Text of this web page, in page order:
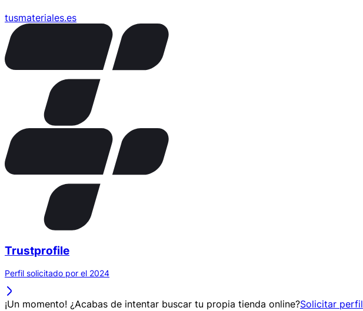
tusmateriales.es
Trustprofile
Perfil solicitado por el 2024
¡Un momento! ¿Acabas de intentar buscar tu propia tienda online?Solicitar perfil